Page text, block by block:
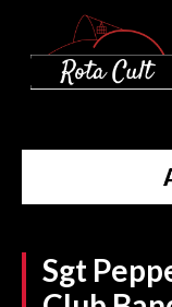
Sgt